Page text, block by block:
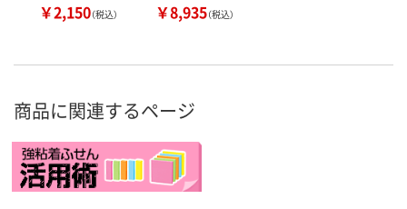
￥2,150（税込） ￥8,935（税込）
商品に関連するページ